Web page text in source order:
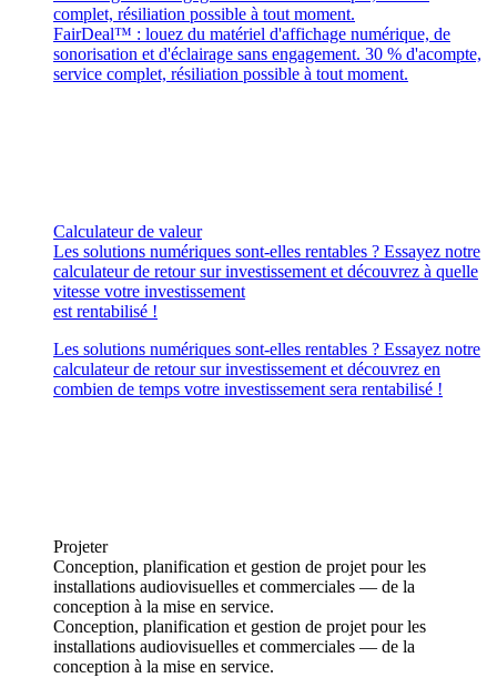
complet, résiliation possible à tout moment.
FairDeal™ : louez du matériel d'affichage numérique, de
sonorisation et d'éclairage sans engagement. 30 % d'acompte,
service complet, résiliation possible à tout moment.
Calculateur de valeur
Les solutions numériques sont-elles rentables ? Essayez notre
calculateur de retour sur investissement et découvrez à quelle
vitesse votre investissement
est rentabilisé !
Les solutions numériques sont-elles rentables ? Essayez notre
calculateur de retour sur investissement et découvrez en
combien de temps votre investissement sera rentabilisé !
Projeter
Conception, planification et gestion de projet pour les
installations audiovisuelles et commerciales — de la
conception à la mise en service.
Conception, planification et gestion de projet pour les
installations audiovisuelles et commerciales — de la
conception à la mise en service.